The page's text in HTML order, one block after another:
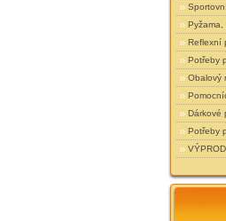
Pyžama,
Reflexní
Potřeby
Obalový
Dárkové
Potřeby